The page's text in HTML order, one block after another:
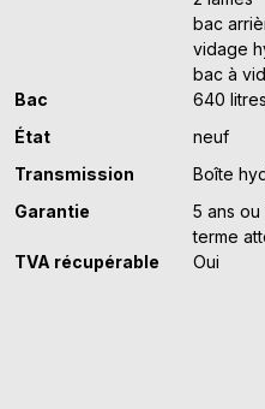
bac
vidage
bac à
Bac
640 litres
État
neuf
Transmission
Boîte
Garantie
5 ans ou
terme
TVA récupérable
Oui